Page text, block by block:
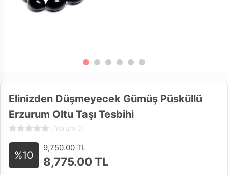
Elinizden Düşmeyecek Gümüş Püsküllü
Erzurum Oltu Taşı Tesbihi
(Yorum 0)
%10
9,750.00 TL
8,775.00TL